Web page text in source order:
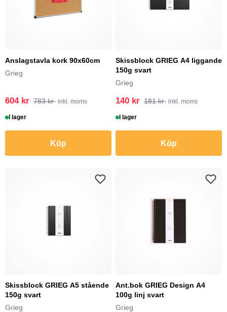
Anslagstavla kork 90x60cm
Grieg
604 kr 783 kr inkl. moms
I lager
Köp
Skissblock GRIEG A4 liggande
150g svart
Grieg
140 kr 181 kr inkl. moms
I lager
Köp
Skissblock GRIEG A5 stående
150g svart
Grieg
Ant.bok GRIEG Design A4
100g linj svart
Grieg